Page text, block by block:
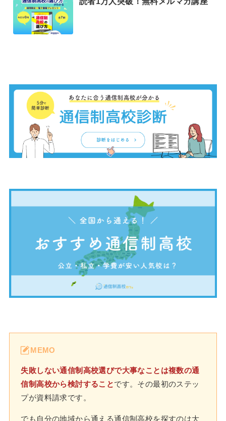
MEMO
失敗しない通信制高校選びで大事なことは複数の通
信制高校から検討することです。その最初のステッ
プが資料請求です。
でも自分の地域から通える通信制高校を探すのは大